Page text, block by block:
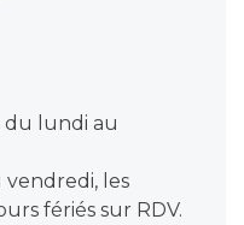
du lundi au
vendredi, les
fériés sur RDV.